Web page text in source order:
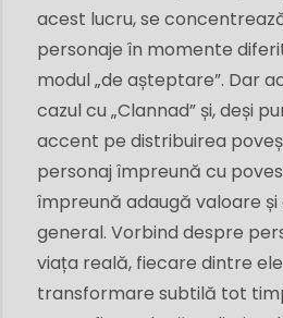
acest lucru, se
personaje în momente
modul „de așteptare”. Dar
cazul cu „Clannad” și, deși
accent pe distribuirea
personaj împreună cu
împreună adaugă valoare
general. Vorbind despre
viața reală, fiecare dintre
transformare subtilă tot